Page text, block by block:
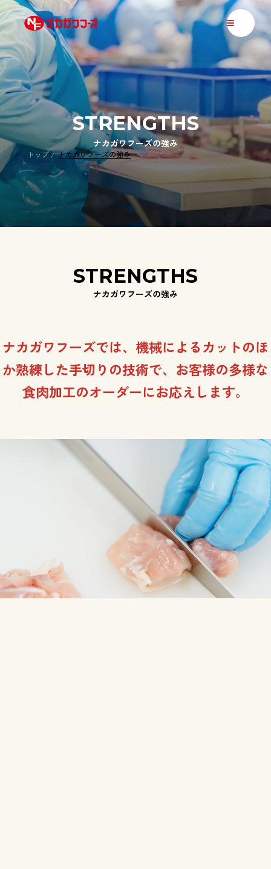
ナカガワフーズ
STRENGTHS
ナカガワフーズの強み
トップ ナカガワフーズの強み
STRENGTHS
ナカガワフーズの強み
ナカガワフーズでは、機械によるカットのほ
か熟練した手切りの技術で、 お客様の多様な
食肉加工のオーダーにお応えします。